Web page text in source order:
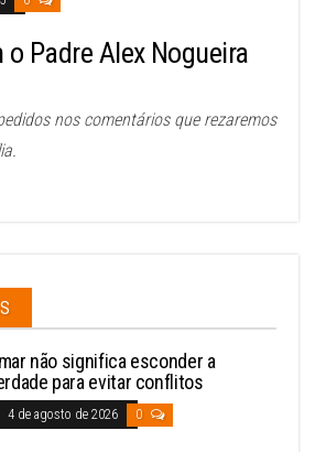
Padre Alex Nogueira
nos comentários que rezaremos
não significa esconder a
para evitar conflitos
4 de agosto de 2026 0